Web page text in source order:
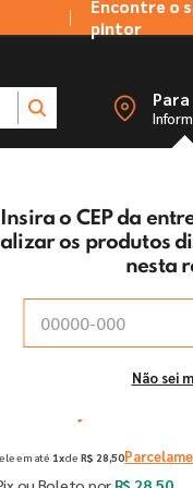
Encontre o
pintor
Insira o CEP da
os produtos
nesta
Não sei
PU40
e entregue por:Tintas MC
em até 1xde R$ 28,50